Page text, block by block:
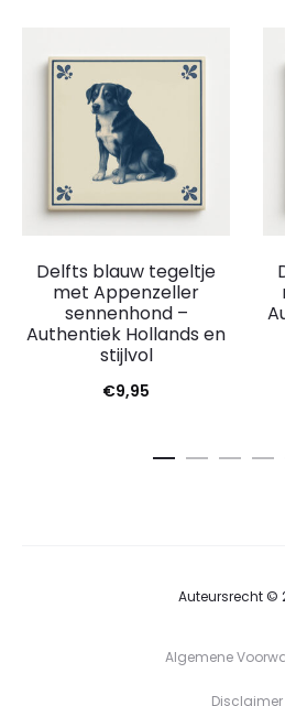
Delfts blauw tegeltje
met Appenzeller
sennenhond –
Authentiek Hollands en
stijlvol
€9,95
Auteursrecht ©
Algemene
Disclaimer